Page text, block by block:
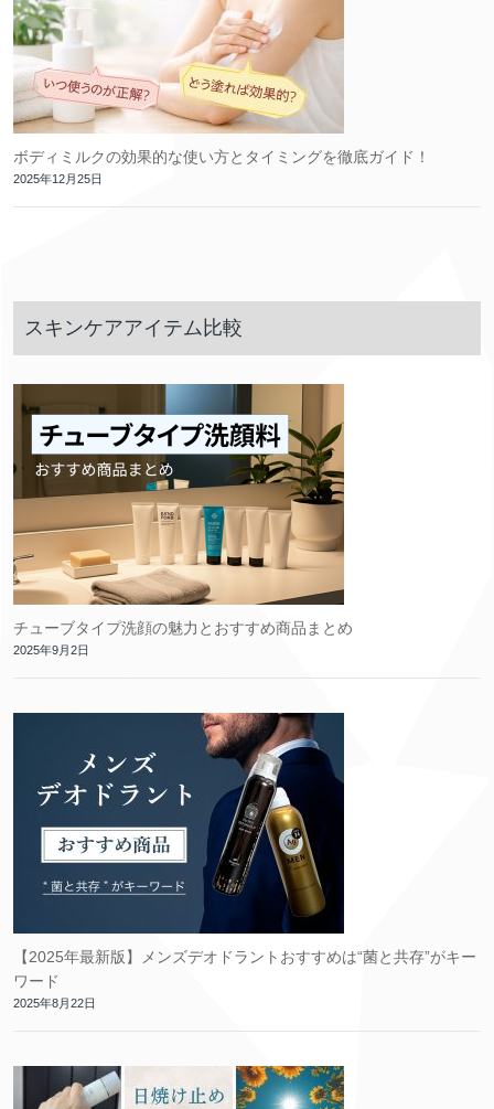
ボディミルクの効果的な使い方とタイミングを徹底ガイド！
2025年12月25日
スキンケアアイテム比較
チューブタイプ洗顔の魅力とおすすめ商品まとめ
2025年9月2日
【2025年最新版】メンズデオドラントおすすめは“菌と共存”がキー
ワード
2025年8月22日